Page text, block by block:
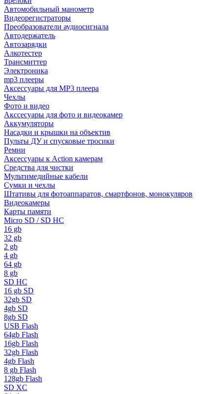
Автомобильный манометр
Видеорегистраторы
Преобразователи аудиосигнала
Автодержатель
Автозарядки
Алкотестер
Трансмиттер
Электроника
mp3 плееры
Аксессуары для MP3 плеера
Чехлы
Фото и видео
Акссесуары для фото и видеокамер
Аккумуляторы
Насадки и крышки на объектив
Пульты ДУ и спусковые тросики
Ремни
Аксессуары к Action камерам
Средства для чистки
Мультимедийные кабели
Сумки и чехлы
Штативы для фотоаппаратов, смартфонов, монокуляров
Видеокамеры
Карты памяти
Micro SD / SD HC
16 gb
32 gb
2 gb
4 gb
64 gb
8 gb
SD HC
16 gb SD
32gb SD
4gb SD
8gb SD
USB Flash
64gb Flash
16gb Flash
32gb Flash
4gb Flash
8 gb Flash
128gb Flash
SD XC